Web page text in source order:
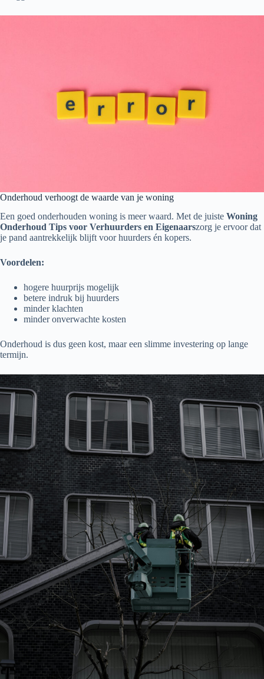
Onderhoud verhoogt de waarde van je woning
Een goed onderhouden woning is meer waard. Met de juiste Woning
Onderhoud Tips voor Verhuurders en Eigenaarszorg je ervoor dat
je pand aantrekkelijk blijft voor huurders én kopers.
Voordelen:
hogere huurprijs mogelijk
betere indruk bij huurders
minder klachten
minder onverwachte kosten
Onderhoud is dus geen kost, maar een slimme investering op lange
termijn.